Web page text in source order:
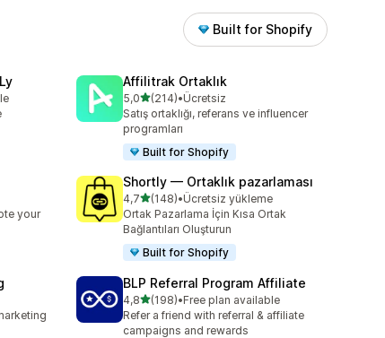
Built for Shopify
Affilitrak Ortaklık
5,05 yıldız üzerinden
(214)
toplam 214 değerlendirme
•Ücretsiz
Satış ortaklığı, referans ve influencer
programları
Built for Shopify
your
Shortly — Ortaklık pazarlaması
4,75 yıldız üzerinden
(148)
toplam 148 değerlendirme
•Ücretsiz yükleme
Ortak Pazarlama İçin Kısa Ortak
Bağlantıları Oluşturun
Built for Shopify
BLP Referral Program Affiliate
4,85 yıldız üzerinden
(198)
toplam 198 değerlendirme
•Free plan available
Refer a friend with referral & affiliate
campaigns and rewards